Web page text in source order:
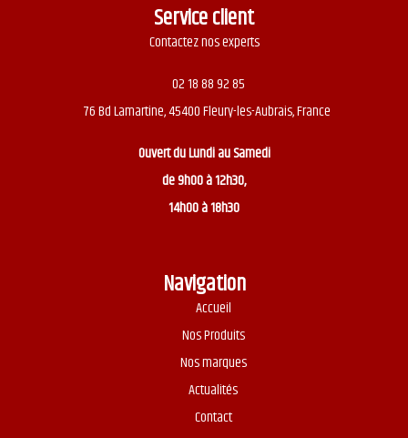
Service client
Contactez nos experts
02 18 88 92 85
76 Bd Lamartine, 45400 Fleury-les-Aubrais, France
Ouvert duLundi au Samedi
de 9h00 à 12h30,
14h00 à 18h30
Navigation
Accueil
Nos Produits
Nos marques
Actualités
Contact